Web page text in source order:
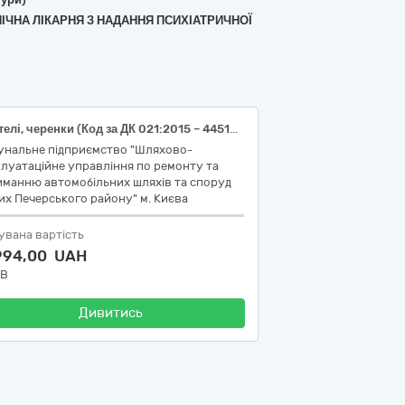
ЛІКАРНЯ З НАДАННЯ ПСИХІАТРИЧНОЇ
шпателі, черенки (Код за ДК 021:2015 – 44510000-8 Знаряддя)
підприємство "Шляхово-
управління по ремонту та
автомобільних шляхів та споруд
Печерського району" м. Києва
вартість
UAH
Дивитись